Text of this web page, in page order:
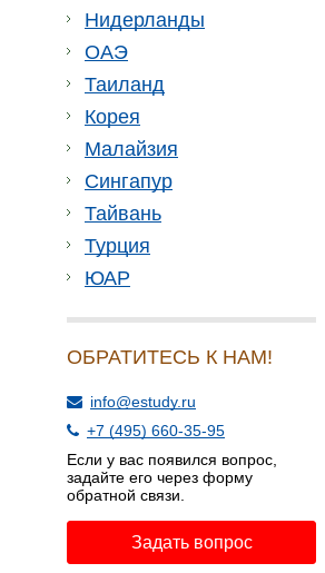
Нидерланды
ОАЭ
Таиланд
Корея
Малайзия
Сингапур
Тайвань
Турция
ЮАР
ОБРАТИТЕСЬ К НАМ!
info@estudy.ru
+7 (495) 660-35-95
Если у вас появился вопрос,
задайте его через форму
обратной связи.
Задать вопрос